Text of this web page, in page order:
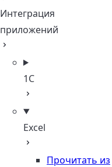
Интеграция
приложений
1С
Excel
Прочитать из